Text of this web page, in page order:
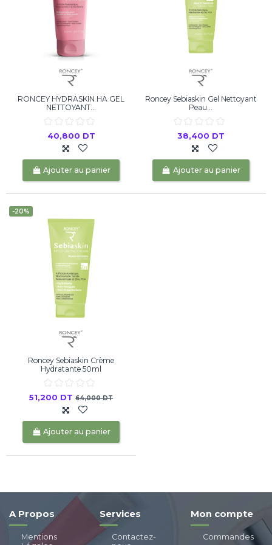
RONCEY HYDRASKIN HA GEL
NETTOYANT...
40,800 DT
Ajouter au panier
Roncey Sebiaskin Gel Nettoyant
Peau...
38,400 DT
Ajouter au panier
-20%
Roncey Sebiaskin Crème
Hydratante 50ml
51,200 DT64,000 DT
Ajouter au panier
A Propos
Mentions
Services
Contactez-
Mon compte
Commandes